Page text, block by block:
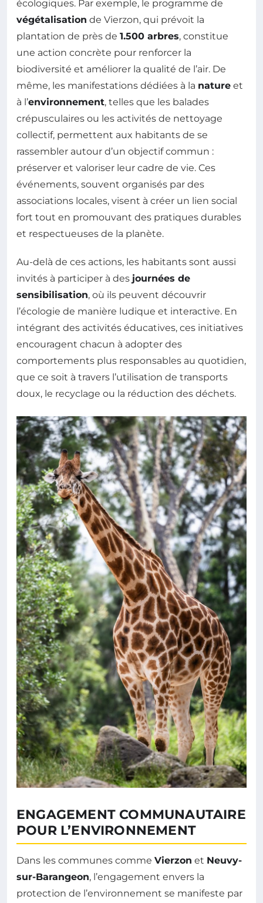
écologiques. Par exemple, le programme de
végétalisation de Vierzon, qui prévoit la
plantation de près de 1.500 arbres, constitue
une action concrète pour renforcer la
biodiversité et améliorer la qualité de l’air. De
même, les manifestations dédiées à la nature et
à l’environnement, telles que les balades
crépusculaires ou les activités de nettoyage
collectif, permettent aux habitants de se
rassembler autour d’un objectif commun :
préserver et valoriser leur cadre de vie. Ces
événements, souvent organisés par des
associations locales, visent à créer un lien social
fort tout en promouvant des pratiques durables
et respectueuses de la planète.
Au-delà de ces actions, les habitants sont aussi
invités à participer à des journées de
sensibilisation, où ils peuvent découvrir
l’écologie de manière ludique et interactive. En
intégrant des activités éducatives, ces initiatives
encouragent chacun à adopter des
comportements plus responsables au quotidien,
que ce soit à travers l’utilisation de transports
doux, le recyclage ou la réduction des déchets.
ENGAGEMENT COMMUNAUTAIRE
POUR L’ENVIRONNEMENT
Dans les communes comme Vierzon et Neuvy-
sur-Barangeon, l’engagement envers la
protection de l’environnement se manifeste par